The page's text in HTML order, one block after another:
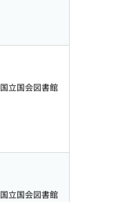
国立国会図書館
国立国会図書館